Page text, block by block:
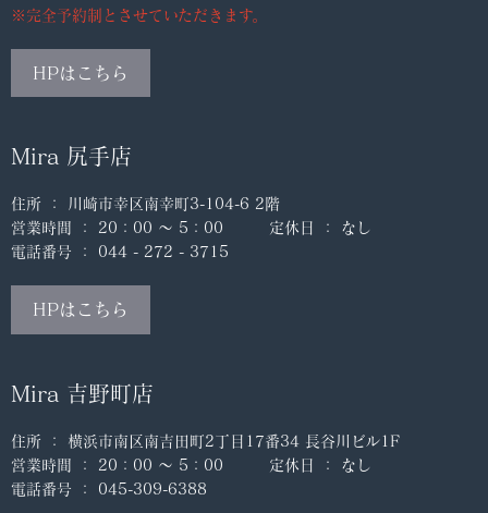
※完全予約制とさせていただきます。
HPはこちら
Mira 尻手店
住所 ： 川崎市幸区南幸町3-104-6 2階
営業時間 ： 20：00 ～ 5：00 定休日 ： なし
電話番号 ： 044 - 272 - 3715
HPはこちら
Mira 吉野町店
住所 ： 横浜市南区南吉田町2丁目17番34 長谷川ビル1F
営業時間 ： 20：00 ～ 5：00 定休日 ： なし
電話番号 ： 045-309-6388